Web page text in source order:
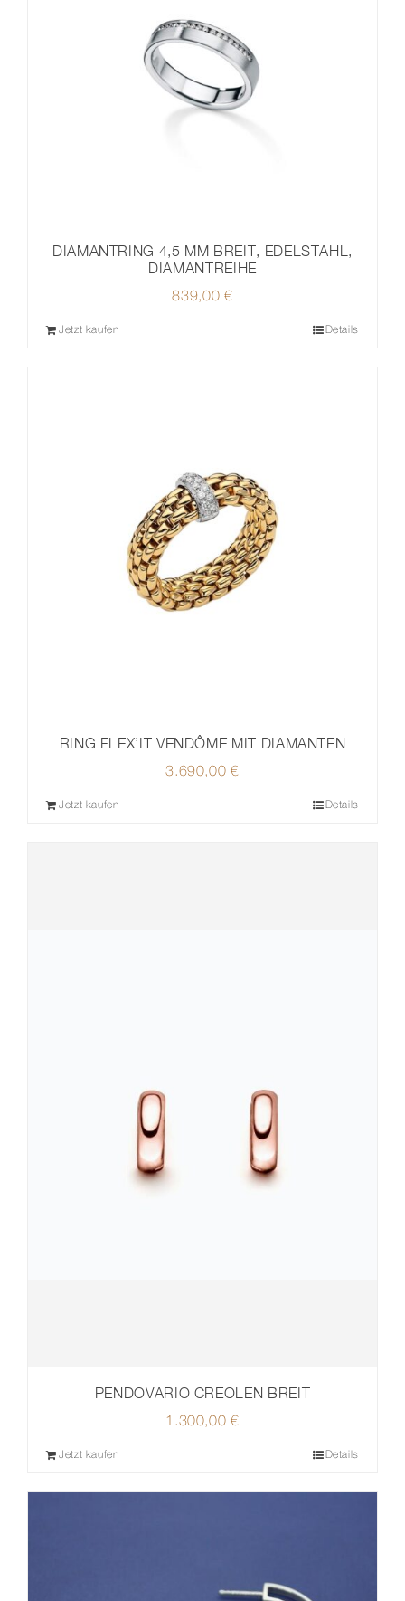
DIAMANTRING 4,5 MM BREIT, EDELSTAHL,
DIAMANTREIHE
839,00 €
Jetzt kaufen Details
RING FLEX’IT VENDÔME MIT DIAMANTEN
3.690,00€
Jetzt kaufen Details
PENDOVARIO CREOLEN BREIT
1.300,00€
Jetzt kaufen Details